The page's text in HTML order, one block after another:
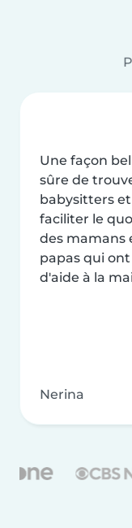
Une façon
sûre de
babysitters
faciliter le
des mamans
papas qui
d'aide à la
Nerina